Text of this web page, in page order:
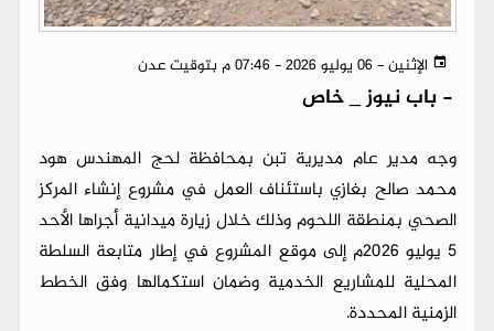
الإثنين - 06 يوليو 2026 - 07:46 م بتوقيت عدن
- باب نيوز _ خاص
وجه مدير عام مديرية تبن بمحافظة لحج المهندس هود
محمد صالح بغازي باستئناف العمل في مشروع إنشاء المركز
الصحي بمنطقة اللحوم وذلك خلال زيارة ميدانية أجراها الأحد
5 يوليو 2026م إلى موقع المشروع في إطار متابعة السلطة
المحلية للمشاريع الخدمية وضمان استكمالها وفق الخطط
الزمنية المحددة.